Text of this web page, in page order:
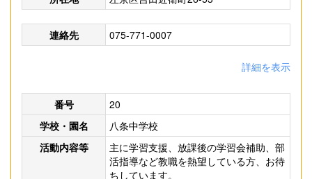
連絡先 075-771-0007
詳細を表示
番号
20
学校・園名
八条中学校
活動内容等
主に学習支援、放課後の学習会補助、部
活指導など教職を熱望している方、お待
ちしています。